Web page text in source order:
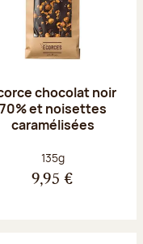
chocolat noir
70% et noisettes
caramélisées
Poids net :
135g
9,95 €